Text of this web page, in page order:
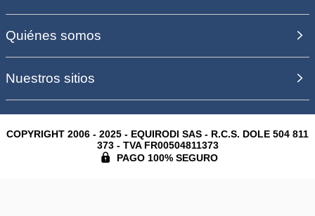
Quiénes somos
Nuestros sitios
COPYRIGHT 2006 - 2025 - EQUIRODI SAS - R.C.S. DOLE 504 811
373 - TVA FR00504811373
PAGO 100% SEGURO